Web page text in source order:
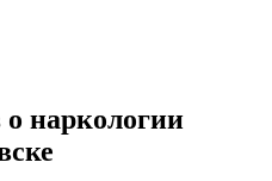
о наркологии